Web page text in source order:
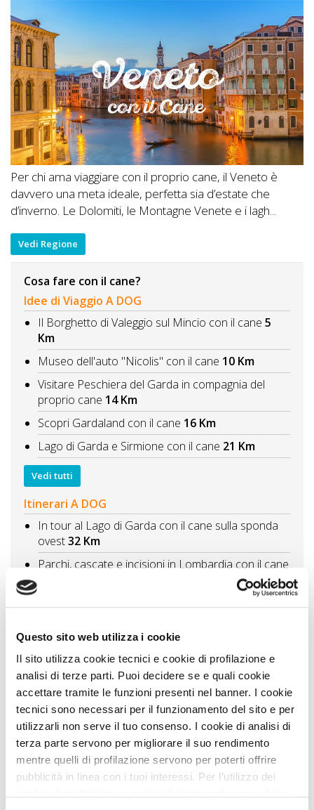
Questo sito web utilizza i cookie
Il sito utilizza cookie tecnici e cookie di profilazione e
analisi di terze parti. Puoi decidere se e quali cookie
accettare tramite le funzioni presenti nel banner. I cookie
tecnici sono necessari per il funzionamento del sito e per
utilizzarli non serve il tuo consenso. I cookie di analisi di
terza parte servono per migliorare il suo rendimento
mentre quelli di profilazione servono per poterti offrire
pubblicità in linea con i tuoi interessi. Per l’utilizzo dei
Per chi ama viaggiare con il proprio cane, il Veneto è
davvero una meta ideale, perfetta sia d’estate che
d’inverno. Le Dolomiti, le Montagne Venete e i lagh...
Vedi Regione
Cosa fare con il cane?
Idee di Viaggio A DOG
Il Borghetto di Valeggio sul Mincio con il cane 5
Km
Museo dell'auto "Nicolis" con il cane 10 Km
Visitare Peschiera del Garda in compagnia del
proprio cane 14 Km
Scopri Gardaland con il cane 16 Km
Lago di Garda e Sirmione con il cane 21 Km
Vedi tutti
Itinerari A DOG
In tour al Lago di Garda con il cane sulla sponda
ovest32 Km
Parchi, cascate e incisioni in Lombardia con il cane
Itinerario al Lago di Ledro con il cane tre giorni tra
Colli Euganei borghi, abbazie, ville storiche
I Castelli del Ducato di Parma antiche dimore,
rocche, baluardi e fortezze 66 Km
Vedi tutti
Zampa Vacanza Consiglia